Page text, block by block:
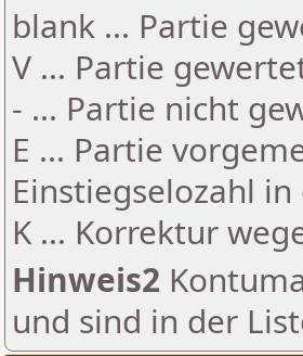
blank ... Partie
V ... Partie
- ... Partie nicht
E ... Partie
Einstiegselozahl
K ... Korrektur
Hinweis2
und sind in der